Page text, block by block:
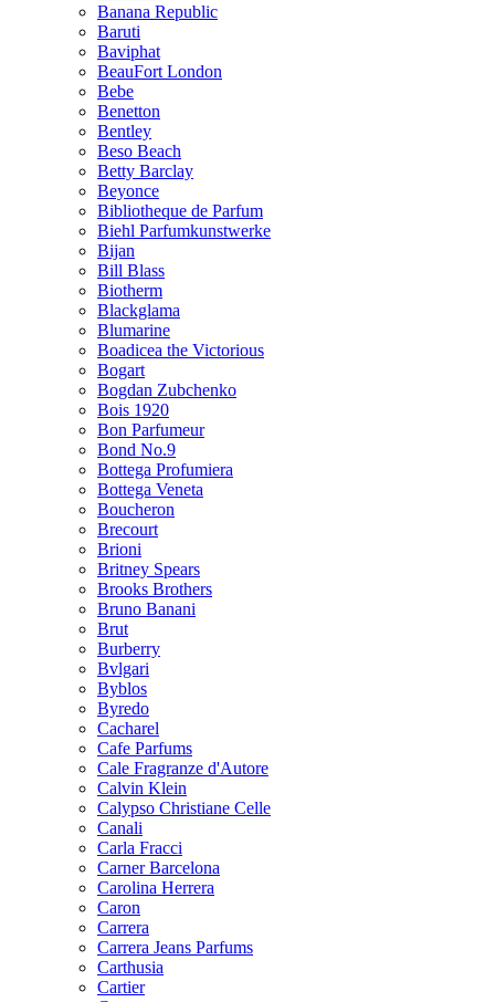
Banana Republic
Baruti
Baviphat
BeauFort London
Bebe
Benetton
Bentley
Beso Beach
Betty Barclay
Beyonce
Bibliotheque de Parfum
Biehl Parfumkunstwerke
Bijan
Bill Blass
Biotherm
Blackglama
Blumarine
Boadicea the Victorious
Bogart
Bogdan Zubchenko
Bois 1920
Bon Parfumeur
Bond No.9
Bottega Profumiera
Bottega Veneta
Boucheron
Brecourt
Brioni
Britney Spears
Brooks Brothers
Bruno Banani
Brut
Burberry
Bvlgari
Byblos
Byredo
Cacharel
Cafe Parfums
Cale Fragranze d'Autore
Calvin Klein
Calypso Christiane Celle
Canali
Carla Fracci
Carner Barcelona
Carolina Herrera
Caron
Carrera
Carrera Jeans Parfums
Carthusia
Cartier